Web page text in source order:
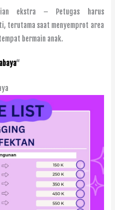
ekstra – Petugas harus
terutama saat menyemprot area
bermain anak.
“